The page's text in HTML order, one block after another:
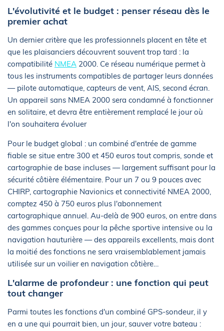
L'évolutivité et le budget : penser réseau dès le
premier achat
Un dernier critère que les professionnels placent en tête et
que les plaisanciers découvrent souvent trop tard : la
compatibilité NMEA 2000. Ce réseau numérique permet à
tous les instruments compatibles de partager leurs données
— pilote automatique, capteurs de vent, AIS, second écran.
Un appareil sans NMEA 2000 sera condamné à fonctionner
en solitaire, et devra être entièrement remplacé le jour où
l'on souhaitera évoluer
Pour le budget global : un combiné d'entrée de gamme
fiable se situe entre 300 et 450 euros tout compris, sonde et
cartographie de base incluses — largement suffisant pour la
sécurité côtière élémentaire. Pour un 7 ou 9 pouces avec
CHIRP, cartographie Navionics et connectivité NMEA 2000,
comptez 450 à 750 euros plus l'abonnement
cartographique annuel. Au-delà de 900 euros, on entre dans
des gammes conçues pour la pêche sportive intensive ou la
navigation hauturière — des appareils excellents, mais dont
la moitié des fonctions ne sera vraisemblablement jamais
utilisée sur un voilier en navigation côtière…
L'alarme de profondeur : une fonction qui peut
tout changer
Parmi toutes les fonctions d'un combiné GPS-sondeur, il y
en a une qui pourrait bien, un jour, sauver votre bateau :